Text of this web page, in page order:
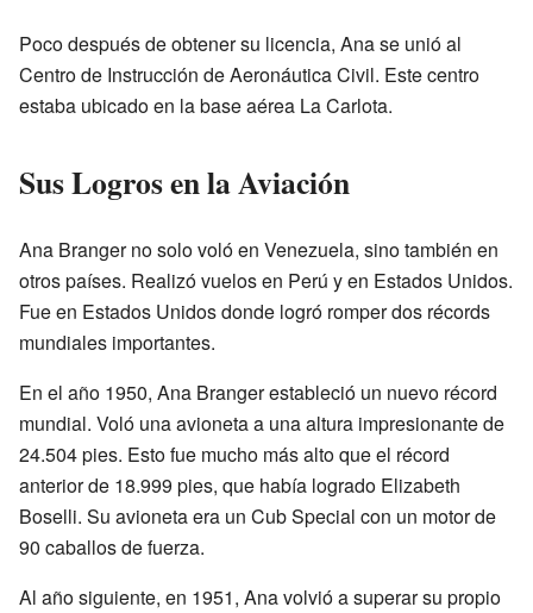
Poco después de obtener su licencia, Ana se unió al
Centro de Instrucción de Aeronáutica Civil. Este centro
estaba ubicado en la base aérea La Carlota.
Sus Logros en la Aviación
Ana Branger no solo voló en Venezuela, sino también en
otros países. Realizó vuelos en Perú y en Estados Unidos.
Fue en Estados Unidos donde logró romper dos récords
mundiales importantes.
En el año 1950, Ana Branger estableció un nuevo récord
mundial. Voló una avioneta a una altura impresionante de
24.504 pies. Esto fue mucho más alto que el récord
anterior de 18.999 pies, que había logrado Elizabeth
Boselli. Su avioneta era un Cub Special con un motor de
90 caballos de fuerza.
Al año siguiente, en 1951, Ana volvió a superar su propio